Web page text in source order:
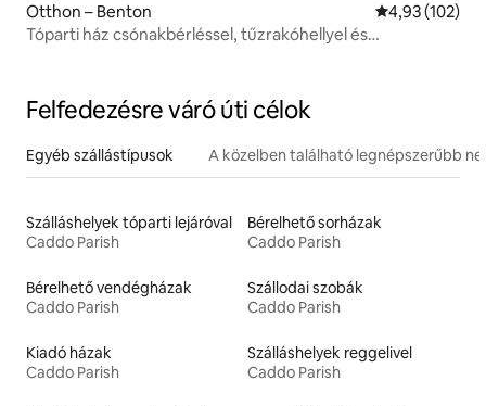
Otthon – Benton Átlagos
4,93 (102)
Tóparti ház csónakbérléssel, tűzrakóhellyel és
Felfedezésre váró úti célok
Egyéb szállástípusok A közelben található legnépszerűbb
Szálláshelyek tóparti lejáróval
Caddo Parish
Bérelhető sorházak
Caddo Parish
Bérelhető vendégházak
Caddo Parish
Szállodai szobák
Caddo Parish
Kiadó házak
Caddo Parish
Szálláshelyek reggelivel
Caddo Parish